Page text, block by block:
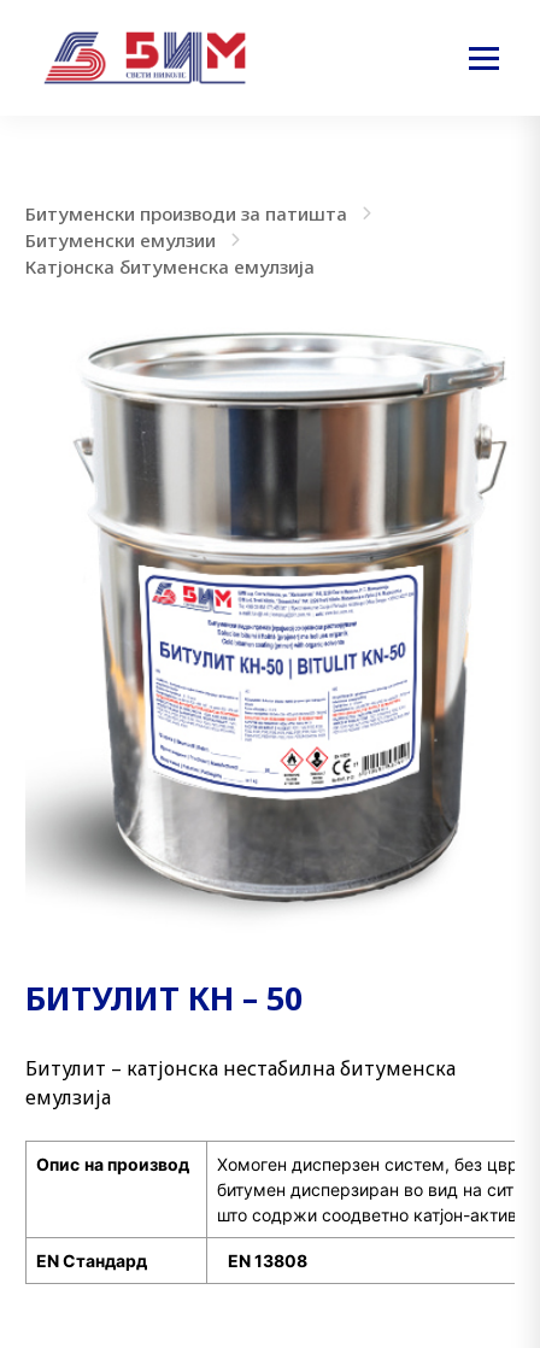
Битуменски производи за патишта
Битуменски емулзии
Катјонска битуменска емулзија
БИТУЛИТ КН – 50
Битулит – катјонска нестабилна битуменска
емулзија
Опис на производ
Хомоген дисперзен систем, без
битумен дисперзиран во вид на ситни
што содржи соодветно катјон-
ENСтандард EN13808